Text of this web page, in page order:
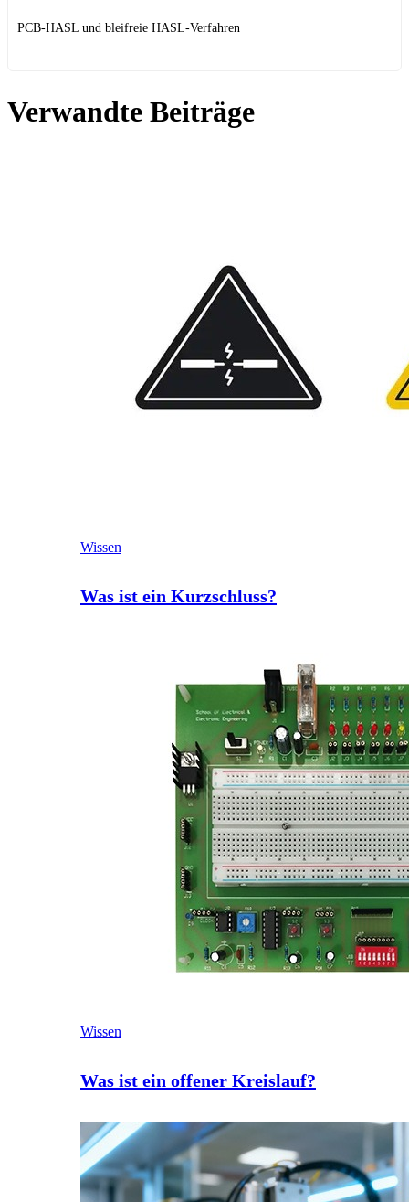
PCB-HASL und bleifreie HASL-Verfahren
Verwandte Beiträge
Wissen
Was ist ein Kurzschluss?
Wissen
Was ist ein offener Kreislauf?